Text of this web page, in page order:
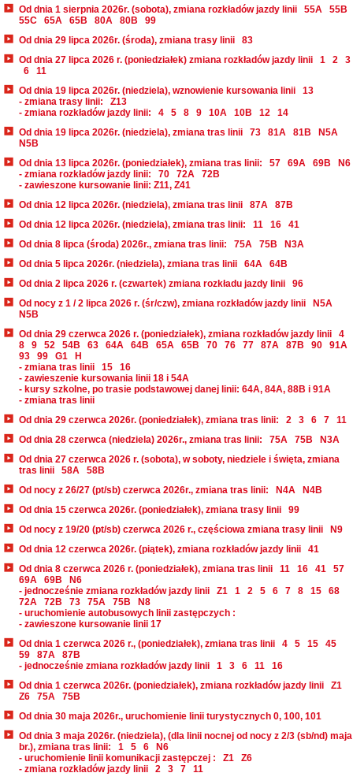
Od dnia 1 sierpnia 2026r. (sobota), zmiana rozkładów jazdy linii
55A
55B
55C
65A 65B 80A 80B
99
Od dnia 29 lipca 2026r. (środa), zmiana trasy linii
83
Od dnia 27 lipca 2026 r. (poniedziałek) zmiana rozkładów jazdy linii
1 2
3
6
11
Od dnia 19 lipca 2026r. (niedziela), wznowienie kursowania linii
13
- zmiana trasy linii:
Z13
- zmiana rozkładów jazdy linii:
4 5 8 9 10A 10B 12
14
Od dnia 19 lipca 2026r. (niedziela), zmiana tras linii
73 81A 81B
N5A
N5B
Od dnia 13 lipca 2026r. (poniedziałek), zmiana tras linii:
57 69A 69B
N6
- zmiana rozkładów jazdy linii:
70 72A
72B
- zawieszone kursowanie linii: Z11, Z41
Od dnia 12 lipca 2026r. (niedziela), zmiana tras linii
87A
87B
Od dnia 12 lipca 2026r. (niedziela), zmiana tras linii:
11 16
41
Od dnia 8 lipca (środa) 2026r., zmiana tras linii:
75A 75B
N3A
Od dnia 5 lipca 2026r. (niedziela), zmiana tras linii
64A
64B
Od dnia 2 lipca 2026 r. (czwartek) zmiana rozkładu jazdy linii
96
Od nocy z 1 / 2 lipca 2026 r. (śr/czw), zmiana rozkładów jazdy linii
N5A
N5B
Od dnia 29 czerwca 2026 r. (poniedziałek), zmiana rozkładów jazdy linii
4
8
9 52 54B 63 64A 64B 65A 65B 70 76 77 87A 87B 90
91A
93
99 G1
H
- zmiana tras linii
15
16
- zawieszenie kursowania linii 18 i 54A
- kursy szkolne, po trasie podstawowej danej linii: 64A, 84A, 88B i 91A
- zmiana tras linii
Od dnia 29 czerwca 2026r. (poniedziałek), zmiana tras linii:
2 3 6 7
11
Od dnia 28 czerwca (niedziela) 2026r., zmiana tras linii:
75A 75B
N3A
Od dnia 27 czerwca 2026 r. (sobota), w soboty, niedziele i święta, zmiana
tras linii
58A
58B
Od nocy z 26/27 (pt/sb) czerwca 2026r., zmiana tras linii:
N4A
N4B
Od dnia 15 czerwca 2026r. (poniedziałek), zmiana trasy linii
99
Od nocy z 19/20 (pt/sb) czerwca 2026 r., częściowa zmiana trasy linii
N9
Od dnia 12 czerwca 2026r. (piątek), zmiana rozkładów jazdy linii
41
Od dnia 8 czerwca 2026 r. (poniedziałek), zmiana tras linii
11 16 41
57
69A
69B
N6
- jednocześnie zmiana rozkładów jazdy linii
Z1 1 2 5 6 7 8 15
68
72A
72B 73 75A 75B
N8
- uruchomienie autobusowych linii zastępczych :
- zawieszone kursowanie linii 17
Od dnia 1 czerwca 2026 r., (poniedziałek), zmiana tras linii
4 5 15
45
59
87A
87B
- jednocześnie zmiana rozkładów jazdy linii
1 3 6 11
16
Od dnia 1 czerwca 2026r. (poniedziałek), zmiana rozkładów jazdy linii
Z1
Z6
75A
75B
Od dnia 30 maja 2026r., uruchomienie linii turystycznych 0, 100, 101
Od dnia 3 maja 2026r. (niedziela), (dla linii nocnej od nocy z 2/3 (sb/nd) maja
br.), zmiana tras linii:
1 5 6
N6
- uruchomienie linii komunikacji zastępczej :
Z1
Z6
- zmiana rozkładów jazdy linii
2 3 7 11